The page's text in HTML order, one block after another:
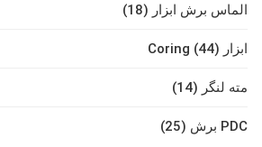
الماس برش ابزار (18)
ابزار Coring (44)
مته لنگر (14)
PDC برش (25)